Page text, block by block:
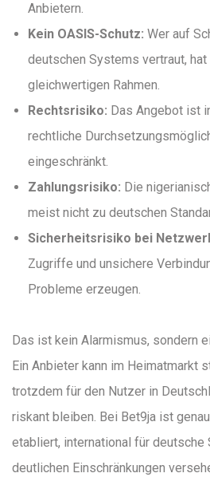
Anbietern.
Kein OASIS-Schutz: Wer auf
deutschen Systems vertraut,
gleichwertigen Rahmen.
Rechtsrisiko: Das Angebot ist
rechtliche
eingeschränkt.
Zahlungsrisiko: Die
meist nicht zu deutschen
Sicherheitsrisiko bei
Zugriffe und unsichere
Probleme erzeugen.
Das ist kein Alarmismus, sondern
Ein Anbieter kann im Heimatmarkt
trotzdem für den Nutzer in
riskant bleiben. Bei Bet9ja ist
etabliert, international für deutsche
deutlichen Einschränkungen